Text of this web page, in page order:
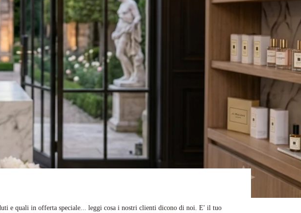
e quali in offerta speciale... leggi cosa i nostri clienti dicono di noi. E' il tuo